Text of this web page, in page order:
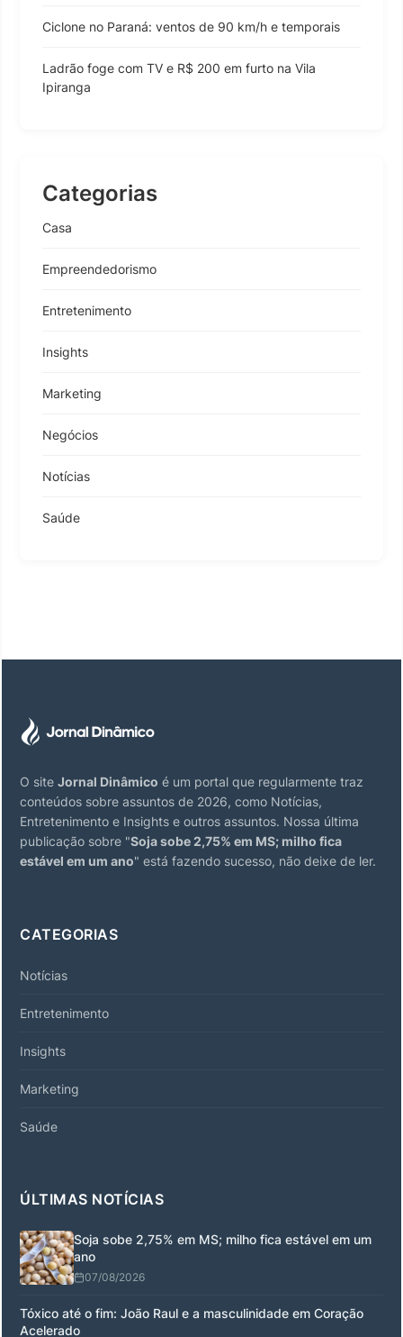
Ciclone no Paraná: ventos de 90 km/h e temporais
Ladrão foge com TV e R$ 200 em furto na Vila
Ipiranga
Categorias
Casa
Empreendedorismo
Entretenimento
Insights
Marketing
Negócios
Notícias
Saúde
O site Jornal Dinâmico é um portal que regularmente traz
conteúdos sobre assuntos de 2026, como Notícias,
Entretenimento e Insights e outros assuntos. Nossa última
publicação sobre "Soja sobe 2,75% em MS; milho fica
estável em um ano" está fazendo sucesso, não deixe de ler.
CATEGORIAS
Notícias
Entretenimento
Insights
Marketing
Saúde
ÚLTIMAS NOTÍCIAS
Soja sobe 2,75% em MS; milho fica estável em um
ano
07/08/2026
Tóxico até o fim: João Raul e a masculinidade em Coração
Acelerado